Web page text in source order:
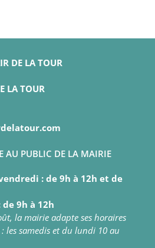
DE LA TOUR
LA TOUR
AU PUBLIC DE LA MAIRIE
: de 9h à 12h et de
9h à 12h
la mairie adapte ses horaires
les samedis et du lundi 10 au